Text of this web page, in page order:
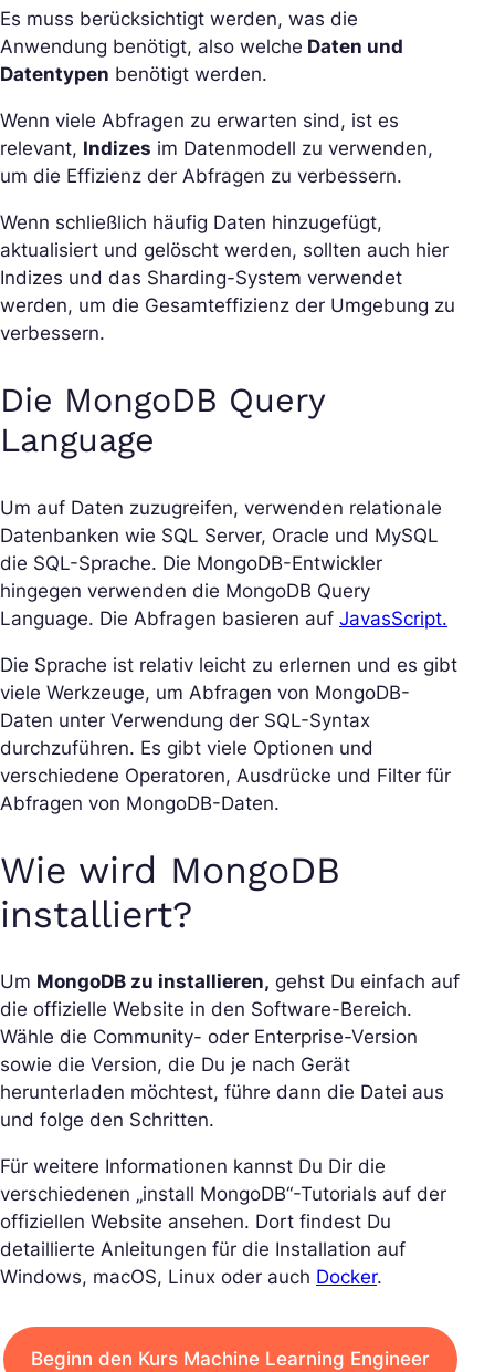
Es muss berücksichtigt werden, was die
Anwendung benötigt, also welche Daten und
Datentypen benötigt werden.
Wenn viele Abfragen zu erwarten sind, ist es
relevant, Indizes im Datenmodell zu verwenden,
um die Effizienz der Abfragen zu verbessern.
Wenn schließlich häufig Daten hinzugefügt,
aktualisiert und gelöscht werden, sollten auch hier
Indizes und das Sharding-System verwendet
werden, um die Gesamteffizienz der Umgebung zu
verbessern.
Die MongoDB Query
Language
Um auf Daten zuzugreifen, verwenden relationale
Datenbanken wie SQL Server, Oracle und MySQL
die SQL-Sprache. Die MongoDB-Entwickler
hingegen verwenden die MongoDB Query
Language. Die Abfragen basieren auf JavasScript.
Die Sprache ist relativ leicht zu erlernen und es gibt
viele Werkzeuge, um Abfragen von MongoDB-
Daten unter Verwendung der SQL-Syntax
durchzuführen. Es gibt viele Optionen und
verschiedene Operatoren, Ausdrücke und Filter für
Abfragen von MongoDB-Daten.
Wie wird MongoDB
installiert?
Um MongoDB zu installieren, gehst Du einfach auf
die offizielle Website in den Software-Bereich.
Wähle die Community- oder Enterprise-Version
sowie die Version, die Du je nach Gerät
herunterladen möchtest, führe dann die Datei aus
und folge den Schritten.
Für weitere Informationen kannst Du Dir die
verschiedenen „install MongoDB“-Tutorials auf der
offiziellen Website ansehen. Dort findest Du
detaillierte Anleitungen für die Installation auf
Windows, macOS, Linux oder auch Docker.
Beginn den Kurs Machine Learning Engineer